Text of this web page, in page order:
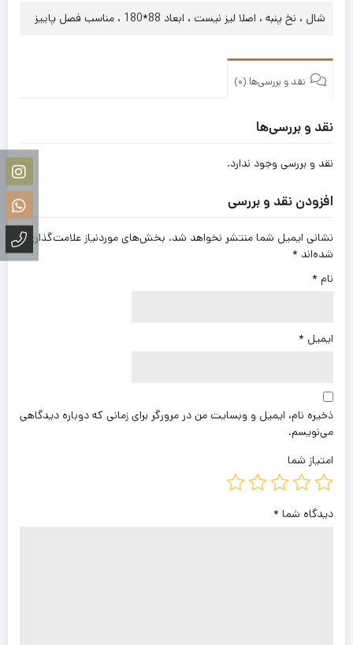
شال ، نخ پنبه ، اصلا لیز نیست ، ابعاد 88*180 ، مناسب فصل پاییز
نقد و بررسی‌ها (0)
نقد و بررسی‌ها
نقد و بررسی وجود ندارد.
افزودن نقد و بررسی
نشانی ایمیل شما منتشر نخواهد شد. بخش‌های موردنیاز علامت‌گذاری
شده‌اند *
نام *
ایمیل *
ذخیره نام، ایمیل و وبسایت من در مرورگر برای زمانی که دوباره دیدگاهی
می‌نویسم.
امتیاز شما
دیدگاه شما *